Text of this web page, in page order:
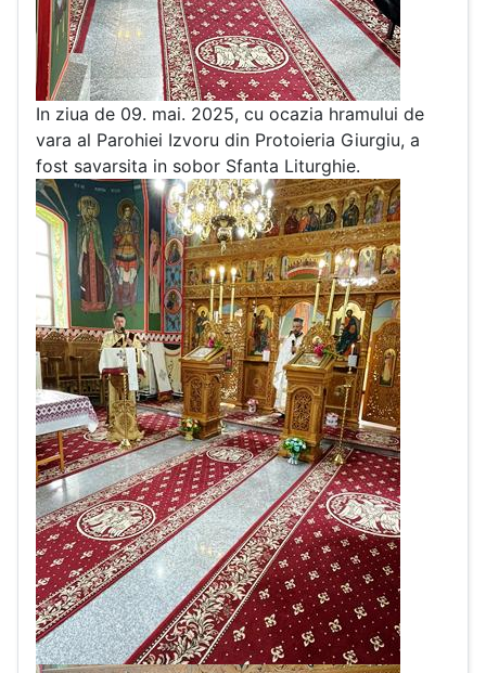
In ziua de 09. mai. 2025, cu ocazia hramului de
vara al Parohiei Izvoru din Protoieria Giurgiu, a
fost savarsita in sobor Sfanta Liturghie.